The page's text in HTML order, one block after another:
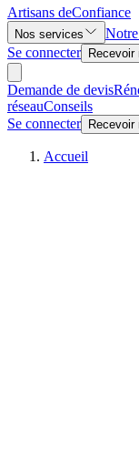
Artisans deConfiance
Nos services Notre
Se connecter
Recevoir
Demande de devis
réseauConseils
Se connecter
Accueil